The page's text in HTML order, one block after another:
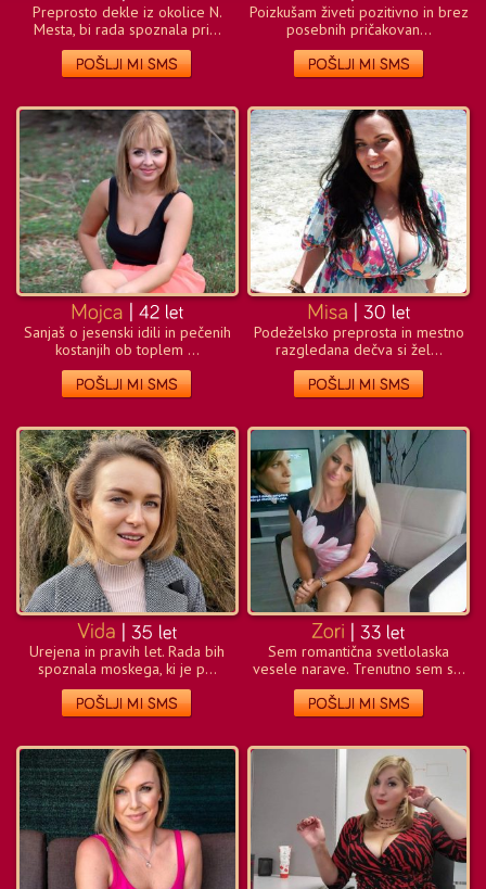
Preprosto dekle iz okolice N.
Mesta, bi rada spoznala pri...
Poizkušam živeti pozitivno in brez
posebnih pričakovan...
Sanjaš o jesenski idili in pečenih
kostanjih ob toplem ...
Podeželsko preprosta in mestno
razgledana dečva si žel...
Urejena in pravih let. Rada bih
spoznala moskega, ki je p...
Sem romantična svetlolaska
vesele narave. Trenutno sem s...